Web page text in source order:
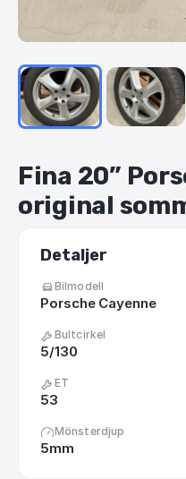
Fina 20”
original
Detaljer
Bilmodell
Porsche Cayenne
Bultcirkel
5/130
ET
53
Mönsterdjup
5mm